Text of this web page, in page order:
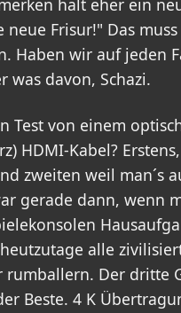
halt eher ein
neue Frisur!" Das
Haben wir auf jeden
was davon, Schazi.
Test von einem
HDMI-Kabel?
zweiten weil man´s
gerade dann, wenn
alle
rumballern. Der dritte
Beste. 4 K